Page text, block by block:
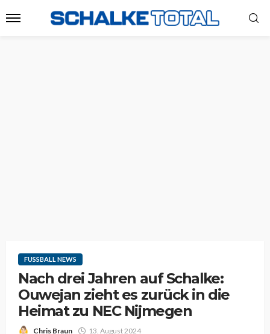
FUSSBALL NEWS
Nach drei Jahren auf Schalke:
Ouwejan zieht es zurück in die
Heimat zu NEC Nijmegen
Chris Braun 13. August 2024